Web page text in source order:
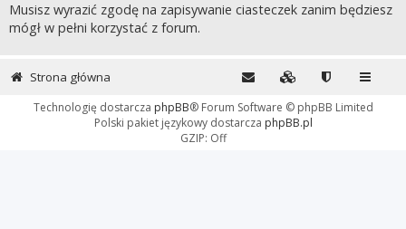
Musisz wyrazić zgodę na zapisywanie ciasteczek zanim będziesz
mógł w pełni korzystać z forum.
Strona główna
Technologię dostarcza phpBB® Forum Software © phpBB Limited
Polski pakiet językowy dostarcza phpBB.pl
GZIP: Off